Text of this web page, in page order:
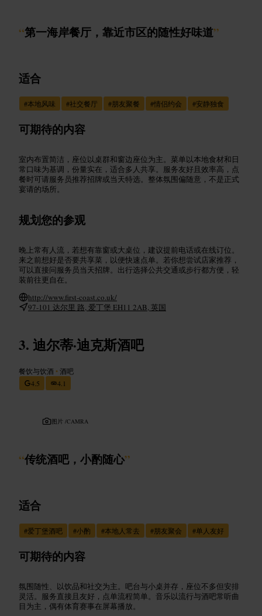
“第一海岸餐厅，靠近市区的随性好味道”
适合
#本地风味 #社交餐厅 #朋友聚餐 #情侣约会 #安静独食
可期待的内容
室内布置简洁，座位以桌群和窗边座位为主。菜单以本地食材和日
常口味为基调，份量实在，适合多人共享。服务友好且效率高，点
餐时可请服务员推荐招牌或当天特选。整体氛围偏随意，不是正式
宴请的场所。
规划您的参观
晚上常有人流，若想有靠窗或大桌位，建议提前电话或在线订位。
来之前想好是否要共享菜，以便快速点单。若你想尝试店家推荐，
可以直接问服务员当天招牌。出行选择公共交通或步行都方便，轻
装前往更自在。
http://www.first-coast.co.uk/
97-101 达尔里 路, 爱丁堡 EH11 2AB, 英国
迪尔蒂·迪克斯酒吧
餐饮与饮酒 •酒吧
4.5
4.1
图片 /CAMRA
“传统酒吧，小酌随心”
适合
#爱丁堡酒吧 #小酌 #本地人常去 #朋友聚会 #单人友好
可期待的内容
氛围随性、以饮品和社交为主。吧台与小桌并存，座位不多但安排
灵活。服务直接且友好，点单流程简单。音乐以流行与酒吧常听曲
目为主，偶有体育赛事在屏幕播放。